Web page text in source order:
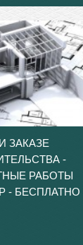
ЗАКАЗЕ
-
РАБОТЫ
- БЕСПЛАТНО